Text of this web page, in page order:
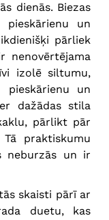
dienās. Biezas
un
pārliek
nenovērtējama
izolē siltumu,
pieskārienu un
dažādas stila
pārlikt pār
praktiskumu
neburzās un ir
skaisti pārī ar
duetu, kas